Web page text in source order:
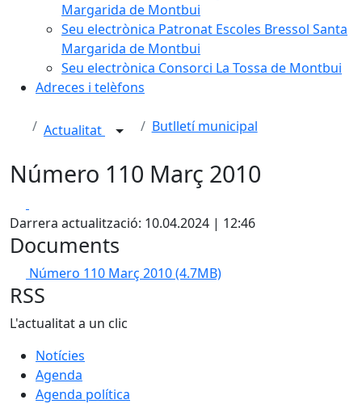
Margarida de Montbui
Seu electrònica Patronat Escoles Bressol Santa
Margarida de Montbui
Seu electrònica Consorci La Tossa de Montbui
Adreces i telèfons
Actualitat Butlletí municipal
Número 110 Març 2010
Darrera actualització: 10.04.2024 | 12:46
Documents
Número 110 Març 2010(4.7MB)
RSS
L'actualitat a un clic
Notícies
Agenda
Agenda política